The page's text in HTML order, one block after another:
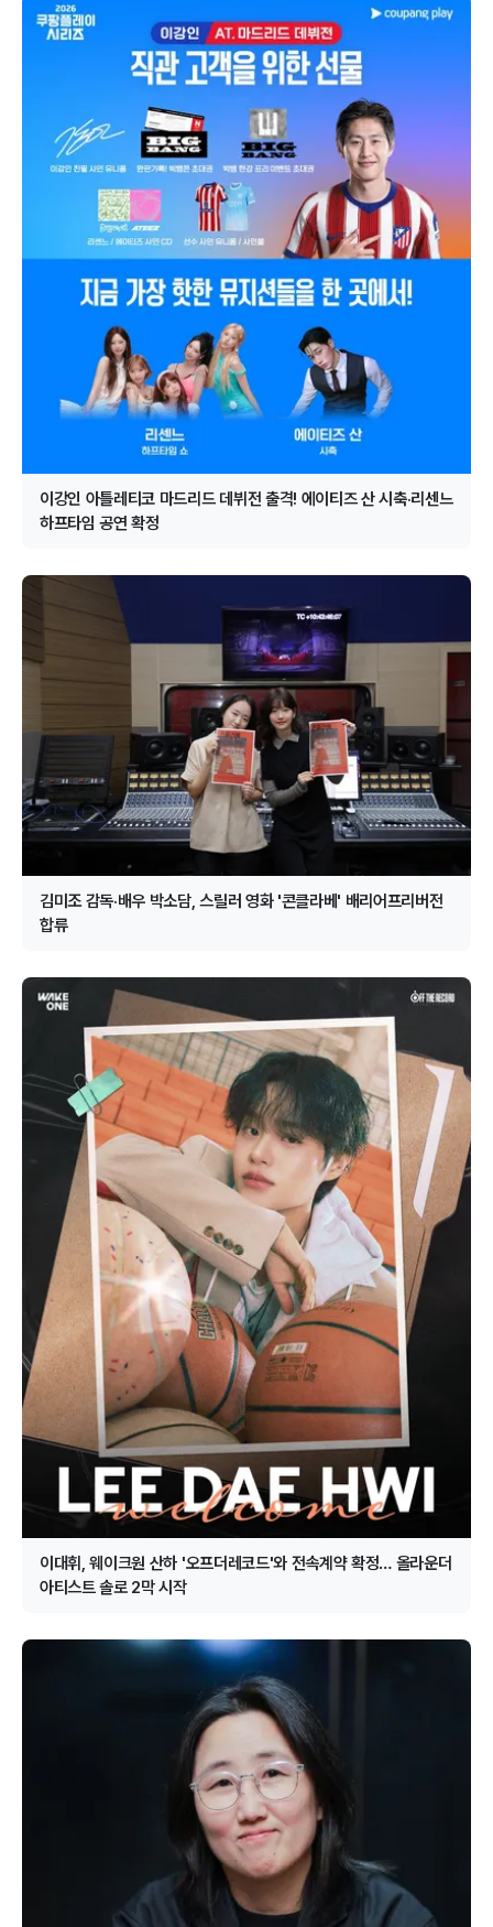
이강인 아틀레티코 마드리드 데뷔전 출격! 에이티즈 산 시축·리센느
하프타임 공연 확정
김미조 감독·배우 박소담, 스릴러 영화 '콘클라베' 배리어프리버전
합류
이대휘, 웨이크원 산하 '오프더레코드'와 전속계약 확정… 올라운더
아티스트 솔로 2막 시작